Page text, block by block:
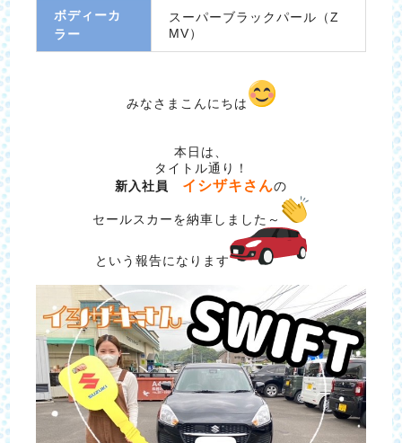
ボディーカ
ラー
スーパーブラックパール（Z
MV）
みなさまこんにちは
本日は、
タイトル通り！
新入社員 イシザキさんの
セールスカーを納車しました～
という報告になります